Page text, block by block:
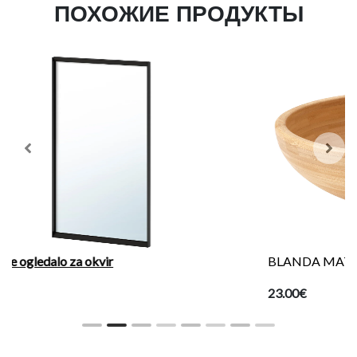
ПОХОЖИЕ ПРОДУКТЫ
BLANDA MATT Činija za posluživanje
Previous Next